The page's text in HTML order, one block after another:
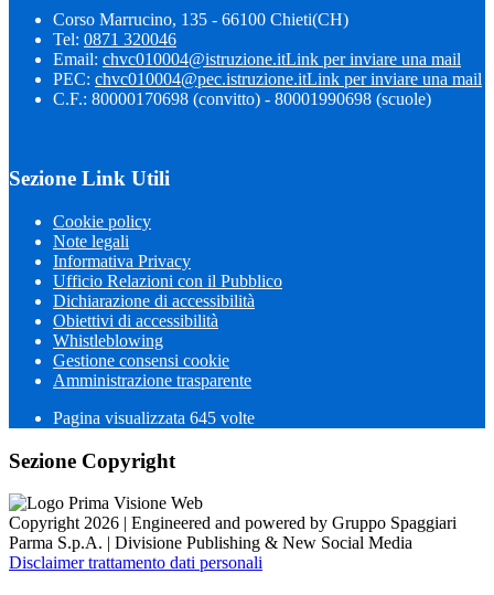
Corso Marrucino, 135 - 66100 Chieti(CH)
Tel: 0871 320046
Email: chvc010004@istruzione.itLink per inviare una mail
PEC: chvc010004@pec.istruzione.itLink per inviare una mail
C.F.: 80000170698 (convitto) - 80001990698 (scuole)
Sezione Link Utili
Cookie policy
Note legali
Informativa Privacy
Ufficio Relazioni con il Pubblico
Dichiarazione di accessibilità
Obiettivi di accessibilità
Whistleblowing
Gestione consensi cookie
Amministrazione trasparente
Pagina visualizzata 645 volte
Sezione Copyright
Copyright 2026 | Engineered and powered by Gruppo Spaggiari
Parma S.p.A. | Divisione Publishing & New Social Media
Disclaimer trattamento dati personali